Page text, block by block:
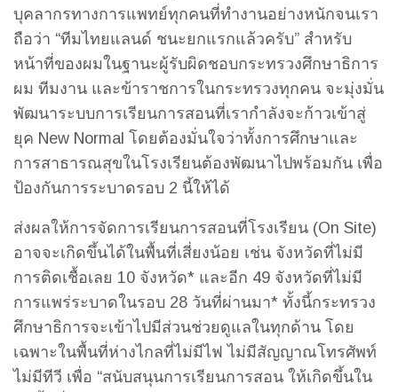
บุคลากรทางการแพทย์ทุกคนที่ทำงานอย่างหนักจนเรา
ถือว่า “ทีมไทยแลนด์ ชนะยกแรกแล้วครับ” สำหรับ
หน้าที่ของผมในฐานะผู้รับผิดชอบกระทรวงศึกษาธิการ
ผม ทีมงาน และข้าราชการในกระทรวงทุกคน จะมุ่งมั่น
พัฒนาระบบการเรียนการสอนที่เรากำลังจะก้าวเข้าสู่
ยุค New Normal โดยต้องมั่นใจว่าทั้งการศึกษาและ
การสาธารณสุขในโรงเรียนต้องพัฒนาไปพร้อมกัน เพื่อ
ป้องกันการระบาดรอบ 2 นี้ให้ได้
ส่งผลให้การจัดการเรียนการสอนที่โรงเรียน (On Site)
อาจจะเกิดขึ้นได้ในพื้นที่เสี่ยงน้อย เช่น จังหวัดที่ไม่มี
การติดเชื้อเลย 10 จังหวัด* และอีก 49 จังหวัดที่ไม่มี
การแพร่ระบาดในรอบ 28 วันที่ผ่านมา* ทั้งนี้กระทรวง
ศึกษาธิการจะเข้าไปมีส่วนช่วยดูแลในทุกด้าน โดย
เฉพาะในพื้นที่ห่างไกลที่ไม่มีไฟ ไม่มีสัญญาณโทรศัพท์
ไม่มีทีวี เพื่อ “สนับสนุนการเรียนการสอน ให้เกิดขึ้นใน